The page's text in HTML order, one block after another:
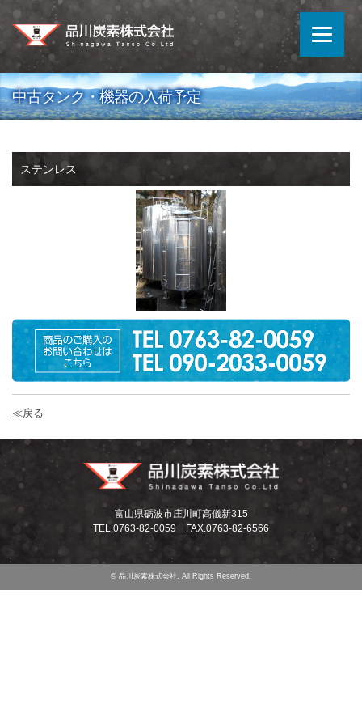
中古タンク・機器の入荷予定
ステンレス
≪戻る
富山県砺波市庄川町高儀新315
TEL.0763-82-0059 FAX.0763-82-6566
© 品川炭素株式会社. All Rights Reserved.